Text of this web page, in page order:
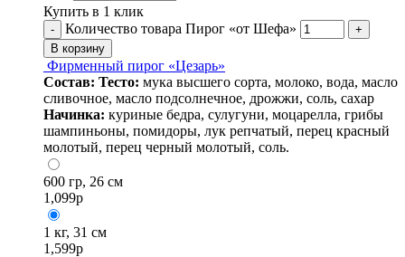
Купить в 1 клик
- Количество товара Пирог «от Шефа»
+
В корзину
Фирменный пирог «Цезарь»
Состав: Тесто: мука высшего сорта, молоко, вода, масло
сливочное, масло подсолнечное, дрожжи, соль, сахар
Начинка: куриные бедра, сулугуни, моцарелла, грибы
шампиньоны, помидоры, лук репчатый, перец красный
молотый, перец черный молотый, соль.
600 гр, 26 см
1,099р
1 кг, 31 см
1,599р